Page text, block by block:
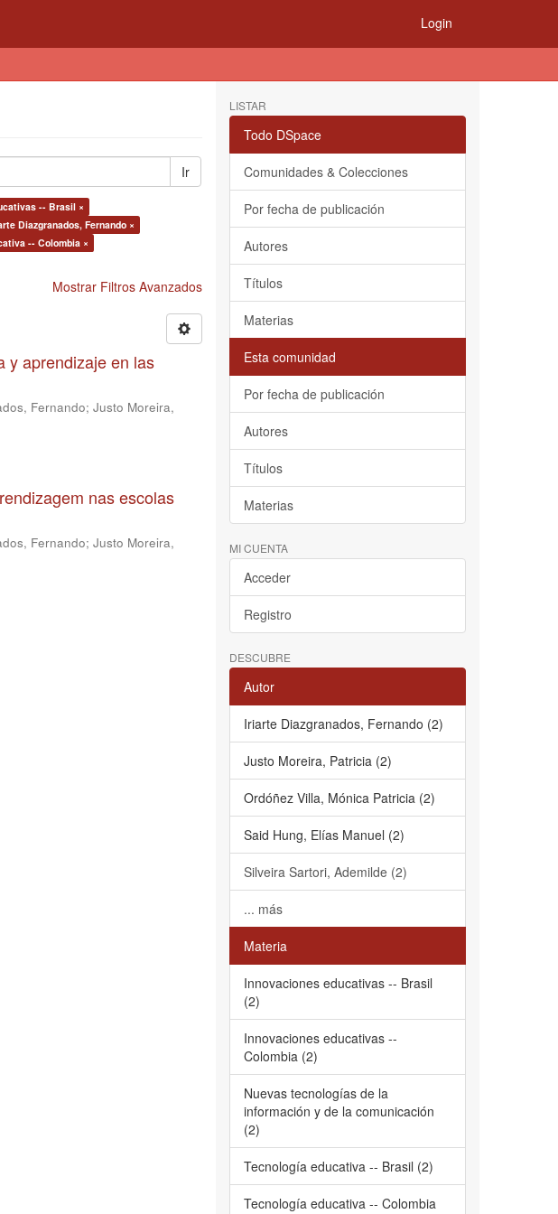
Login
Ir
-- Brasil ×
Diazgranados, Fernando ×
-- Colombia ×
Mostrar Filtros Avanzados
y aprendizaje en las
Fernando; Justo Moreira,
nas escolas
Fernando; Justo Moreira,
LISTAR
Todo DSpace
Comunidades & Colecciones
Por fecha de publicación
Autores
Títulos
Materias
Esta comunidad
Por fecha de publicación
Autores
Títulos
Materias
MI CUENTA
Acceder
Registro
DESCUBRE
Autor
Iriarte Diazgranados, Fernando (2)
Justo Moreira, Patricia (2)
Ordóñez Villa, Mónica Patricia (2)
Said Hung, Elías Manuel (2)
Silveira Sartori, Ademilde (2)
... más
Materia
Innovaciones educativas -- Brasil
(2)
Innovaciones educativas --
Colombia (2)
Nuevas tecnologías de la
información y de la comunicación
(2)
Tecnología educativa -- Brasil (2)
Tecnología educativa -- Colombia